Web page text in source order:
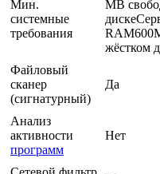
Мин.
системные
требования
MB
жёстком
Файловый
сканер
(сигнатурный)
Да
Анализ
активности
программ
Нет